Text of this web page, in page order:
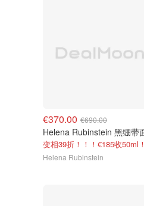
€370.00 €690.00
变相39折！！！€185收50ml！
Helena Rubinstein